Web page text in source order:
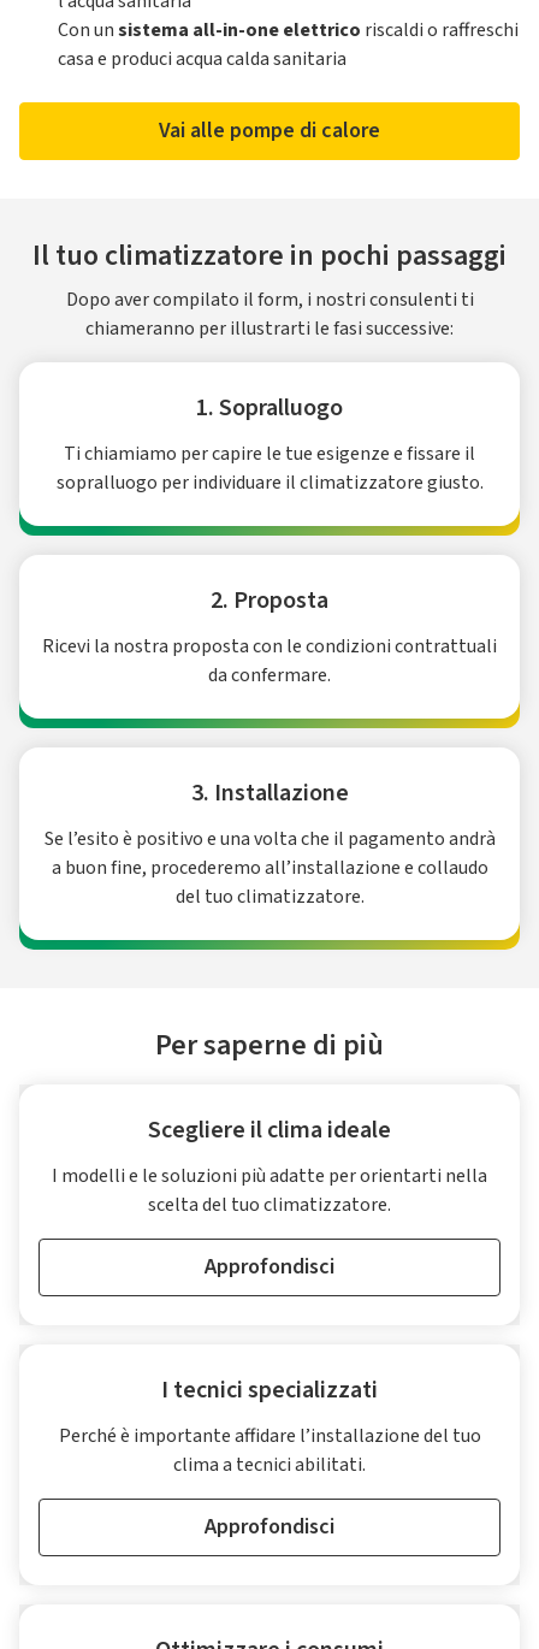
Con unsistema all-in-one elettrico riscaldi o raffreschi
casa e produci acqua calda sanitaria
Vai alle pompe di calore
Il tuo climatizzatore in pochi passaggi
Dopo aver compilato il form, i nostri consulenti ti
chiameranno per illustrarti le fasi successive:
1. Sopralluogo
Ti chiamiamo per capire le tue esigenze e fissare il
sopralluogo per individuare il climatizzatore giusto.
2. Proposta
Ricevi la nostra proposta con le condizioni contrattuali
da confermare.
3. Installazione
Se l’esito è positivo e una volta che il pagamento andrà
a buon fine, procederemo all’installazione e collaudo
del tuo climatizzatore.
Per saperne di più
Scegliere il clima ideale
I modelli e le soluzioni più adatte per orientarti nella
scelta del tuo climatizzatore.
Approfondisci
I tecnici specializzati
Perché è importante affidare l’installazione del tuo
clima a tecnici abilitati.
Approfondisci